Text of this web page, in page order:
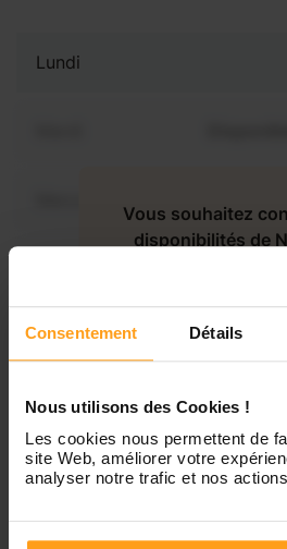
Consentement Détails
Nous utilisons des Cookies !
Les cookies nous permettent de
site Web, améliorer votre
analyser notre trafic et nos
Lundi
Vendredi
Samedi
Dimanche
Vous souhaitez
disponibilités de
Contactez-